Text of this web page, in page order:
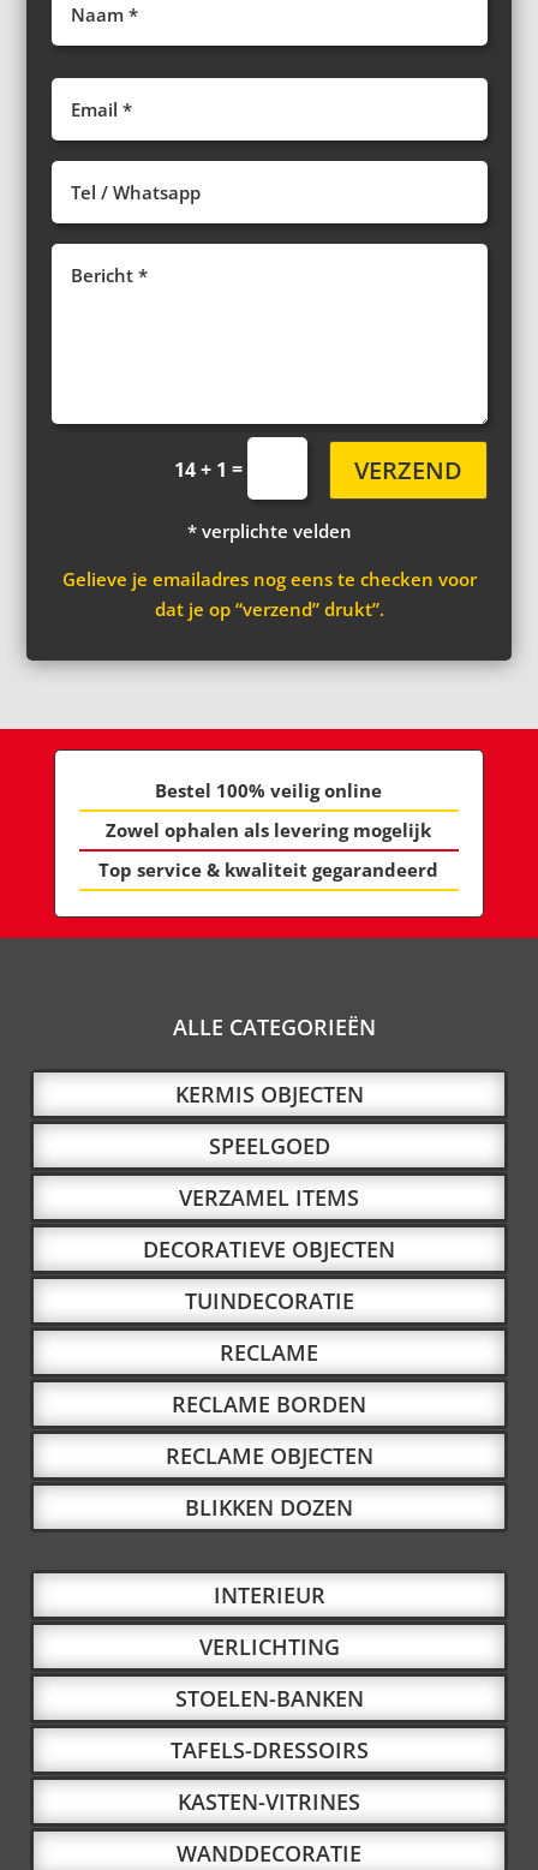
14 + 1 = VERZEND
* verplichte velden
Gelieve je emailadres nog eens te checken voor
dat je op “verzend” drukt”.
Bestel 100% veilig online
Zowel ophalen als levering mogelijk
Top service & kwaliteit gegarandeerd
ALLE CATEGORIEËN
KERMIS OBJECTEN
SPEELGOED
VERZAMEL ITEMS
DECORATIEVE OBJECTEN
TUINDECORATIE
RECLAME
RECLAME BORDEN
RECLAME OBJECTEN
BLIKKEN DOZEN
INTERIEUR
VERLICHTING
STOELEN-BANKEN
TAFELS-DRESSOIRS
KASTEN-VITRINES
WANDDECORATIE